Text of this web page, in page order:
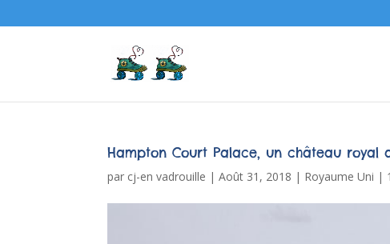
Hampton Court Palace, un château royal
par cj-en vadrouille |Août 31, 2018 | Royaume Uni |